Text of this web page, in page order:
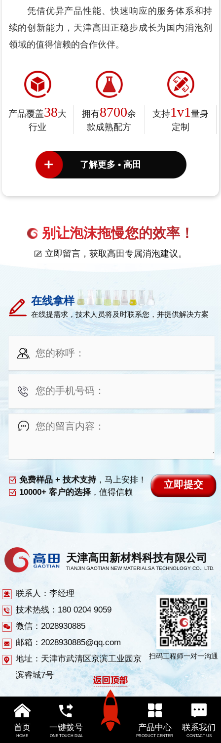
凭借优异产品性能、快速响应的服务体系和持
续的创新能力，天津高田正稳步成长为国内消泡剂
领域的值得信赖的合作伙伴。
产品覆盖38大
行业
拥有8700余
款成熟配方
支持1v1量身
定制
了解更多 • 高田
别让泡沫拖慢您的效率！
立即留言，获取高田专属消泡建议。
在线拿样
在线提需求，技术人员将及时联系您，并提供解决方案
免费样品 + 技术支持，马上安排！
10000+ 客户的选择，值得信赖
天津高田新材料科技有限公司
TIANJIN GAOTIAN NEW MATERIALSA TECHNOLOGY CO., LTD.
联系人：李经理
技术热线：180 0204 9059
微信：2028930885
邮箱：2028930885@qq.com
地址：天津市武清区京滨工业园京
滨睿城7号
扫码工程师一对一沟通
首页
HOME
一键拨号
ONE TOUCH DIAL
产品中心
PRODUCT CENTER
联系我们
CONTACT US